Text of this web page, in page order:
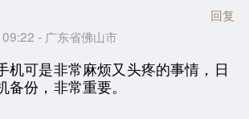
- 广东省佛山市
回复
机可是非常麻烦又头疼的事情，日
备份，非常重要。